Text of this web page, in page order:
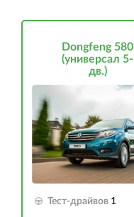
Dongfeng 580
(универсал 5-
дв.)
Тест-драйвов 1